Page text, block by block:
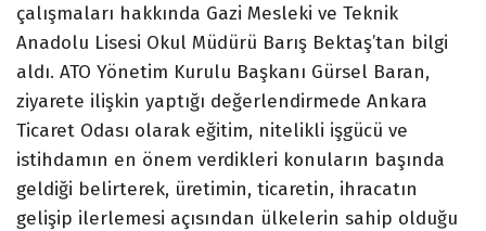
çalışmaları hakkında Gazi Mesleki ve Teknik
Anadolu Lisesi Okul Müdürü Barış Bektaş’tan bilgi
aldı. ATO Yönetim Kurulu Başkanı Gürsel Baran,
ziyarete ilişkin yaptığı değerlendirmede Ankara
Ticaret Odası olarak eğitim, nitelikli işgücü ve
istihdamın en önem verdikleri konuların başında
geldiği belirterek, üretimin, ticaretin, ihracatın
gelişip ilerlemesi açısından ülkelerin sahip olduğu